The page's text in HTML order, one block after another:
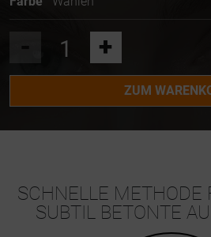
+
ZUM
SCHNELLE METHODE
SUBTIL BETONTE